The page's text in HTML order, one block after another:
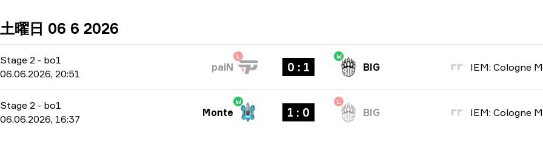
土曜日 06 6 2026
Stage 2 - bo1
06.06.2026, 20:51
L
paiN 0 : 1
W
BIG
Stage 2 - bo1
06.06.2026, 16:37
W
Monte 1 : 0
L
BIG